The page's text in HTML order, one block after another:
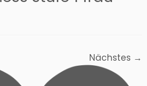
Nächstes →